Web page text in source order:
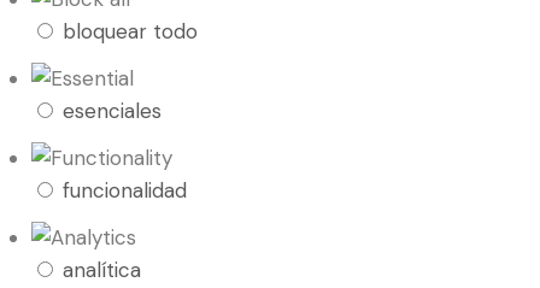
bloquear todo
esenciales
funcionalidad
analítica